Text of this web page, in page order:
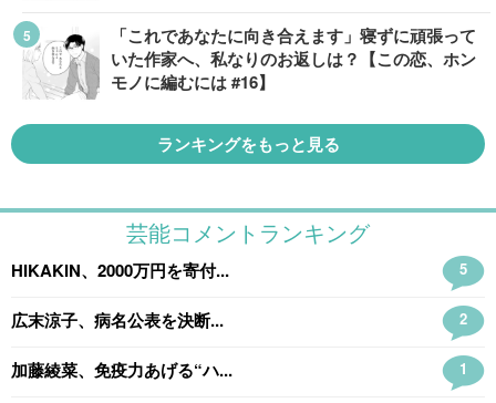
「これであなたに向き合えます」寝ずに頑張って
いた作家へ、私なりのお返しは？【この恋、ホン
モノに編むには #16】
ランキングをもっと見る